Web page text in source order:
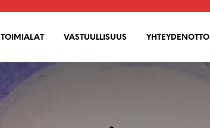
TOIMIALAT VASTUULLISUUS YHTEYDENOTTO